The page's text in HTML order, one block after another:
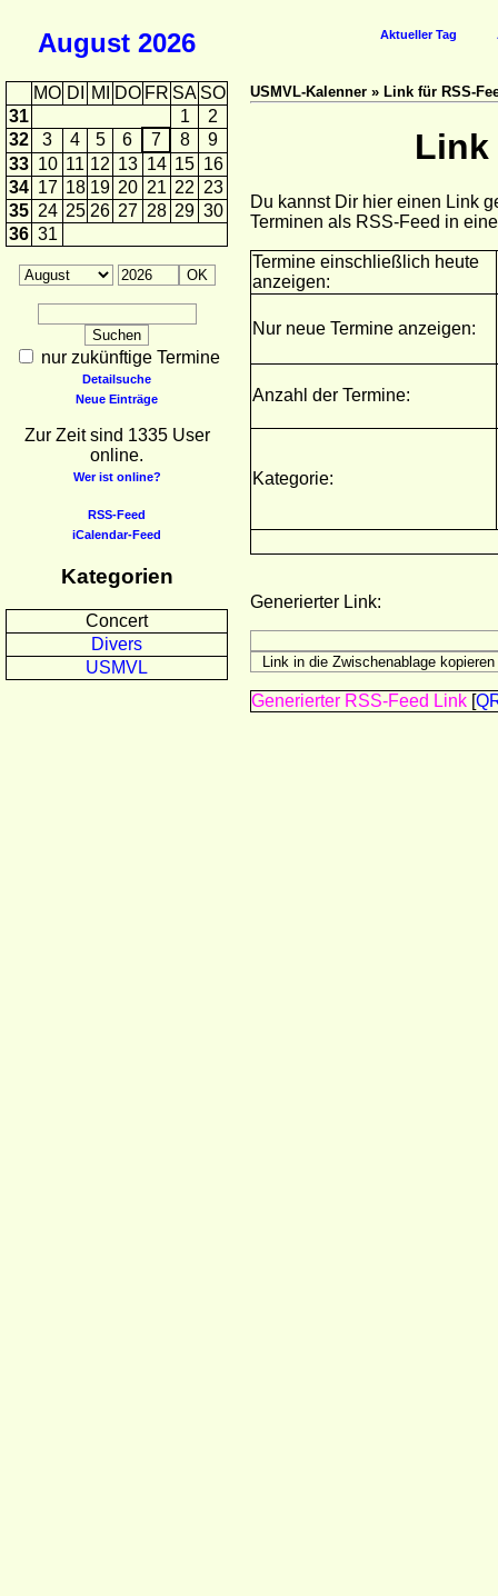
August 2026
MO DI MI DO FR SA SO
31
1
2
32
3 4 5 6 7 8
9
33 10 11 12 13 14 15 16
34 17 18 19 20 21 22 23
35 24 25 26 27 28 29 30
36 31
nur zukünftige Termine
Detailsuche
Neue Einträge
Zur Zeit sind 1335 User
online.
Wer ist online?
RSS-Feed
iCalendar-Feed
Kategorien
Concert
Divers
USMVL
Aktueller Tag
USMVL-Kalenner » Link für RSS-
Link
Du kannst Dir hier einen Link
Terminen als RSS-Feed in
Termine einschließlich heute
anzeigen:
Nur neue Termine anzeigen:
Anzahl der Termine:
Kategorie:
Generierter Link:
Generierter RSS-Feed Link [